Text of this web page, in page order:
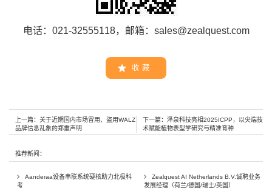
电话：021-32555118，邮箱：sales@zealquest.com
收 藏
上一篇： 关于近期国内市场冒用、盗用WALZ
品牌信息乱象的郑重声明
下一篇： 泽泉科技亮相2025ICPP，以尖端技
术赋能植物表型学研究与精准育种
推荐新闻：
Aanderaa设备串联系统硬核助力北极科
考
Zealquest AI Netherlands B.V.诚聘业务
发展经理（荷兰/德国/瑞士/英国）